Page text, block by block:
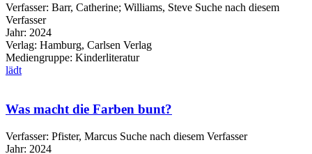
Verfasser: Barr, Catherine; Williams, Steve Suche nach diesem
Verfasser
Jahr: 2024
Verlag: Hamburg, Carlsen Verlag
Mediengruppe: Kinderliteratur
lädt
Was macht die Farben bunt?
Verfasser: Pfister, Marcus Suche nach diesem Verfasser
Jahr: 2024